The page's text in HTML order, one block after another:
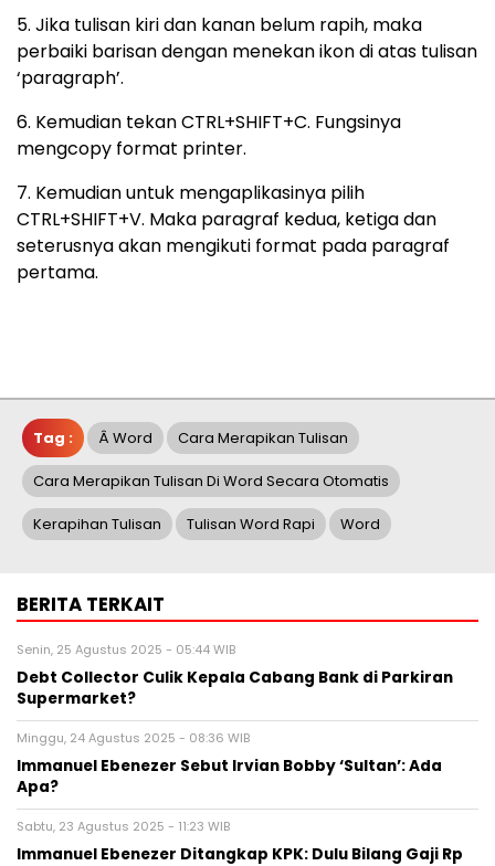
5. Jika tulisan kiri dan kanan belum rapih, maka
perbaiki barisan dengan menekan ikon di atas tulisan
‘paragraph’.
6. Kemudian tekan CTRL+SHIFT+C. Fungsinya
mengcopy format printer.
7. Kemudian untuk mengaplikasinya pilih
CTRL+SHIFT+V. Maka paragraf kedua, ketiga dan
seterusnya akan mengikuti format pada paragraf
pertama.
Tag : Â Word Cara Merapikan Tulisan
Cara Merapikan Tulisan Di Word Secara Otomatis
Kerapihan Tulisan Tulisan Word Rapi Word
BERITA TERKAIT
Senin, 25 Agustus 2025 - 05:44 WIB
Debt Collector Culik Kepala Cabang Bank di Parkiran
Supermarket?
Minggu, 24 Agustus 2025 - 08:36 WIB
Immanuel Ebenezer Sebut Irvian Bobby ‘Sultan’: Ada
Apa?
Sabtu, 23 Agustus 2025 - 11:23 WIB
Immanuel Ebenezer Ditangkap KPK: Dulu Bilang Gaji Rp